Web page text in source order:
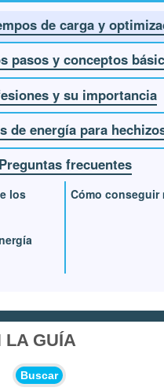
de carga y
pasos y conceptos
y su importancia
de energía para
Preguntas frecuentes
los
Cómo conseguir
LA GUÍA
Buscar